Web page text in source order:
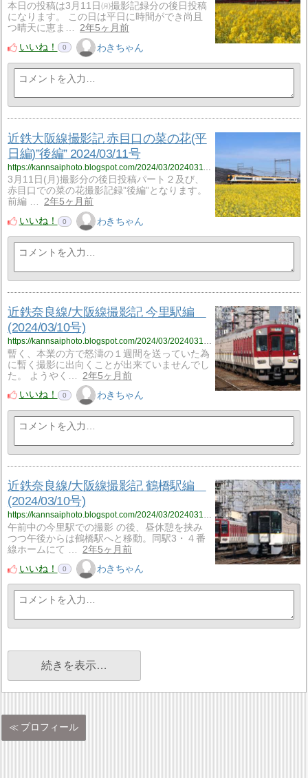
本日の投稿は3月11日㈪撮影記録分の後日投稿
になります。 この日は平日に時間ができ尚且
つ晴天に恵ま…
2年5ヶ月前
いいね！
0 わきちゃん
近鉄大阪線撮影記 赤目口の菜の花(平
日編)”後編” 2024/03/11号
https://kannsaiphoto.blogspot.com/2024/03/20240311_13.html
3月11日(月)撮影分の後日投稿パート２及び、
赤目口での菜の花撮影記録”後編”となります。
前編 …
2年5ヶ月前
いいね！
0 わきちゃん
近鉄奈良線/大阪線撮影記 今里駅編
(2024/03/10号)
https://kannsaiphoto.blogspot.com/2024/03/20240310.html
暫く、本業の方で怒濤の１週間を送っていた為
に暫く撮影に出向くことが出来ていませんでし
た。 ようやく…
2年5ヶ月前
いいね！
0 わきちゃん
近鉄奈良線/大阪線撮影記 鶴橋駅編
(2024/03/10号)
https://kannsaiphoto.blogspot.com/2024/03/20240310_10.html
午前中の今里駅での撮影 の後、昼休憩を挟み
つつ午後からは鶴橋駅へと移動。同駅3・４番
線ホームにて …
2年5ヶ月前
いいね！
0 わきちゃん
続きを表示…
プロフィール